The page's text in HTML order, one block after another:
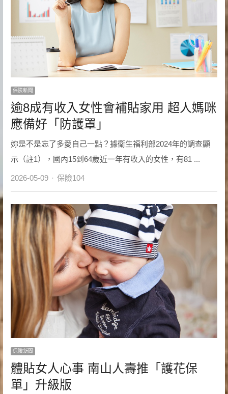
保險新聞
逾8成有收入女性會補貼家用 超人媽咪
應備好「防護罩」
妳是不是忘了多愛自己一點？據衛生福利部2024年的調查顯
示（註1），國內15到64歲近一年有收入的女性，有81 ...
2026-05-09 Author
保險104
保險新聞
體貼女人心事 南山人壽推「護花保
單」升級版